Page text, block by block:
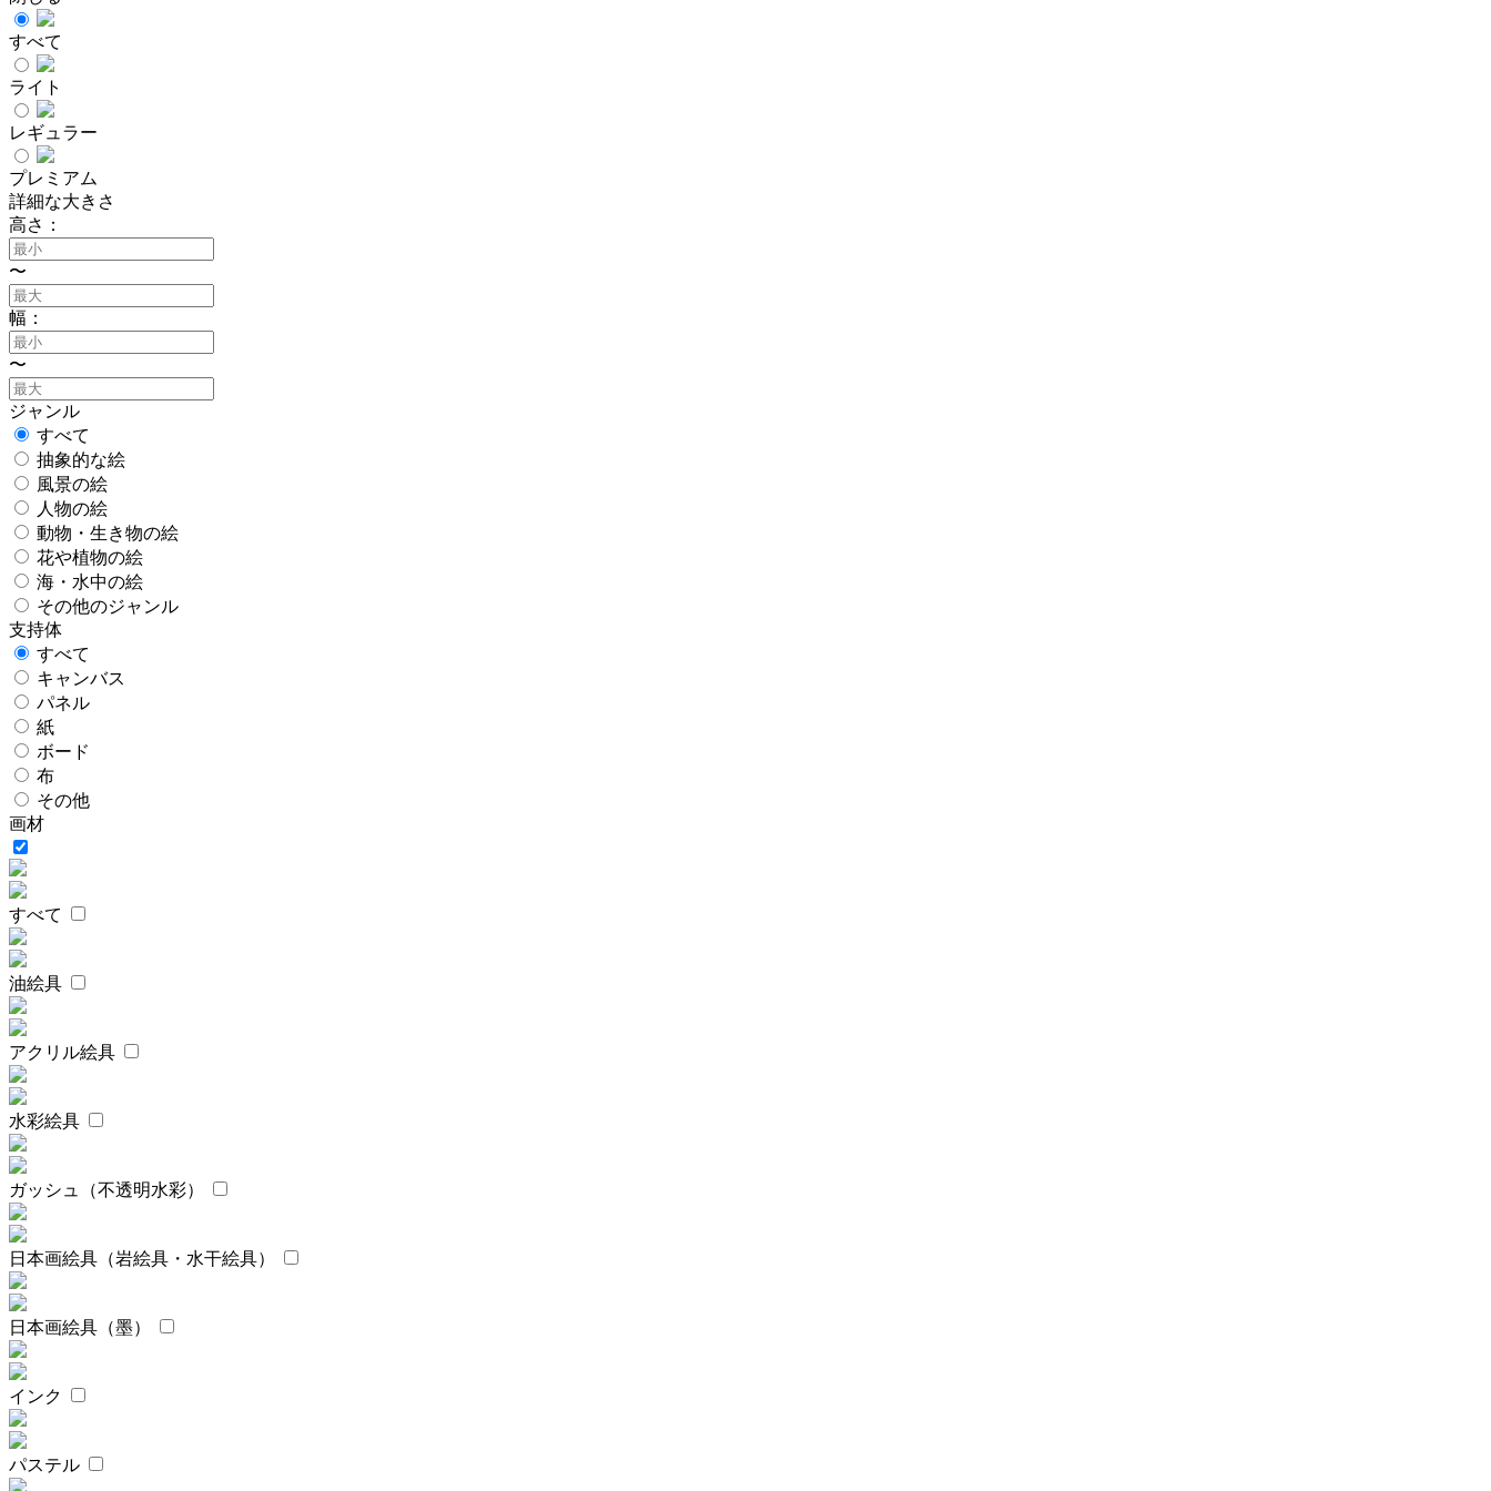
すべて
ライト
レギュラー
プレミアム
詳細な大きさ
高さ：
〜
幅：
〜
ジャンル
すべて
抽象的な絵
風景の絵
人物の絵
動物・生き物の絵
花や植物の絵
海・水中の絵
その他のジャンル
支持体
すべて
キャンバス
パネル
紙
ボード
布
その他
画材
すべて
油絵具
アクリル絵具
水彩絵具
ガッシュ（不透明水彩）
日本画絵具（岩絵具・水干絵具）
日本画絵具（墨）
インク
パステル